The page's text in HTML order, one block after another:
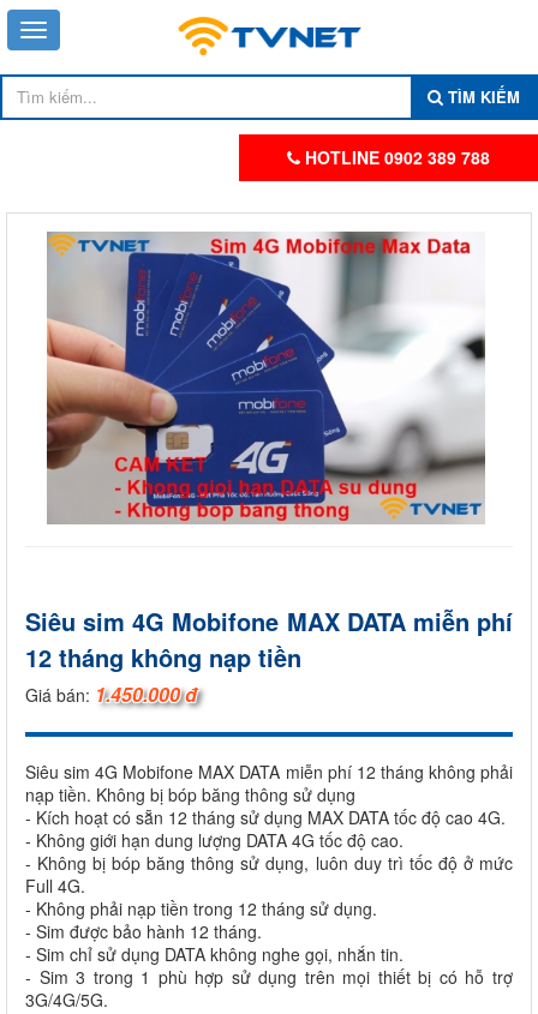
TÌM KIẾM
HOTLINE 0902 389 788
Siêu sim 4G Mobifone MAX DATA miễn phí
12 tháng không nạp tiền
Giá bán: 1.450.000 đ
Siêu sim 4G Mobifone MAX DATA miễn phí 12 tháng không phải
nạp tiền. Không bị bóp băng thông sử dụng
- Kích hoạt có sẵn 12 tháng sử dụng MAX DATA tốc độ cao 4G.
- Không giới hạn dung lượng DATA 4G tốc độ cao.
- Không bị bóp băng thông sử dụng, luôn duy trì tốc độ ở mức
Full 4G.
- Không phải nạp tiền trong 12 tháng sử dụng.
- Sim được bảo hành 12 tháng.
- Sim chỉ sử dụng DATA không nghe gọi, nhắn tin.
- Sim 3 trong 1 phù hợp sử dụng trên mọi thiết bị có hỗ trợ
3G/4G/5G.